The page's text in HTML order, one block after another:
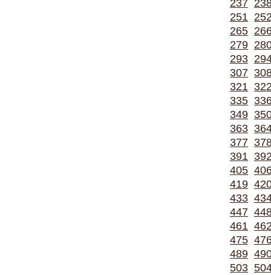
237
251
265
279
293
307
321
335
349
363
377
391
405
419
433
447
461
475
489
503